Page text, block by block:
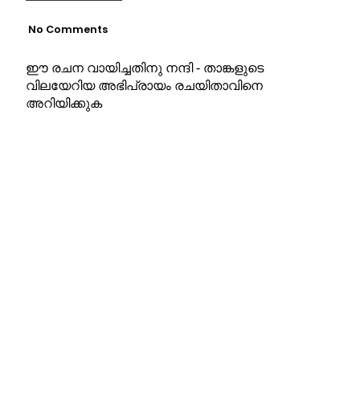
No Comments
ഈ രചന വായിച്ചതിനു നന്ദി - താങ്കളുടെ
വിലയേറിയ അഭിപ്രായം രചയിതാവിനെ
അറിയിക്കുക